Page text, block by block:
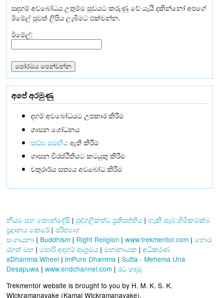
සදහම් අවබෝධය උතුම්ම සුවයට කරුණු වේ යැයි දකින්නෝ අපගේ
ඊමේල් පුවත් ලිපිය ලැබීමට එක්වන්න.
ඊමේල්:
අපේ අරමුණු
දහම් අවබෝධයට උපකාර කිරීම
ශාසන ශෝධනය
සඞ්‌ඝ සමඟියඇති කිරීම
ශාසන චිරස්ථිතියට කටයුතු කිරීම
චතුරාර්ය සත්‍යය අවබෝධ කිරීම
නියම සහ කොන්දේසි | පුද්ගලිකත්ව ප්‍රතිපත්තිය | හැකි සෑම හිමිකමක්ම
ප්‍රදානය කෙරේ | පරිත්‍යාග
සංගායනා | Buddhism | Right Religion | www.trekmentor.com | හොර
රහත් මඟ | සොරි අදහම් ආශ්‍රමය | මහානායක | අධිකරණ
aDhamma Wheel | imPure Dhamma | Sutta - Mehema Una
Desapuwa | www.endchannel.com | රට හදමු
Trekmentor website is brought to you by H. M. K. S. K.
Wickramanayake (Kamal Wickramanayake).